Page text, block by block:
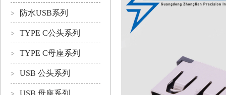
> 防水USB系列
> TYPE C公头系列
> TYPE C母座系列
> USB 公头系列
USB 母座系列